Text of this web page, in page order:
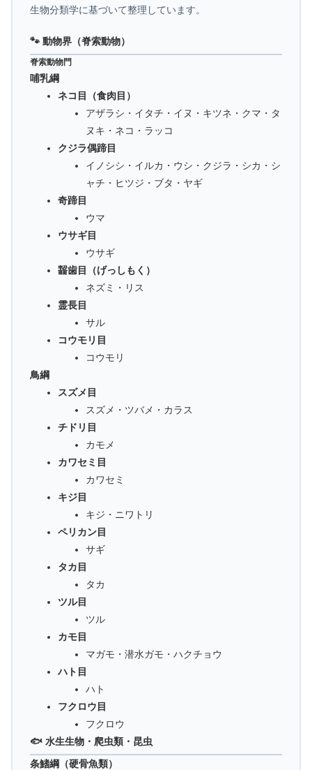
生物分類学に基づいて整理しています。
🐾 動物界（脊索動物）
脊索動物門
哺乳綱
ネコ目（食肉目）
アザラシ・イタチ・イヌ・キツネ・クマ・タ
ヌキ・ネコ・ラッコ
クジラ偶蹄目
イノシシ・イルカ・ウシ・クジラ・シカ・シ
ャチ・ヒツジ・ブタ・ヤギ
奇蹄目
ウマ
ウサギ目
ウサギ
齧歯目（げっしもく）
ネズミ・リス
霊長目
サル
コウモリ目
コウモリ
鳥綱
スズメ目
スズメ・ツバメ・カラス
チドリ目
カモメ
カワセミ目
カワセミ
キジ目
キジ・ニワトリ
ペリカン目
サギ
タカ目
タカ
ツル目
ツル
カモ目
マガモ・潜水ガモ・ハクチョウ
ハト目
ハト
フクロウ目
フクロウ
🐟 水生生物・爬虫類・昆虫
条鰭綱（硬骨魚類）